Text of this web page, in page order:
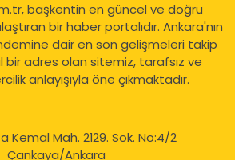
başkentin en güncel ve doğru
bir haber portalıdır. Ankara'nın
dair en son gelişmeleri takip
adres olan sitemiz, tarafsız ve
anlayışıyla öne çıkmaktadır.
Kemal Mah. 2129. Sok. No:4/2
Çankaya/Ankara